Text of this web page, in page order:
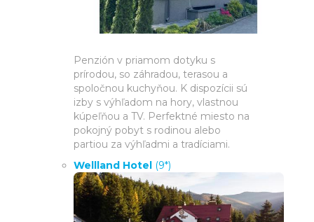
Penzión v priamom dotyku s
prírodou, so záhradou, terasou a
spoločnou kuchyňou. K dispozícii sú
izby s výhľadom na hory, vlastnou
kúpeľňou a TV. Perfektné miesto na
pokojný pobyt s rodinou alebo
partiou za výhľadmi a tradíciami.
Wellland Hotel (9*)